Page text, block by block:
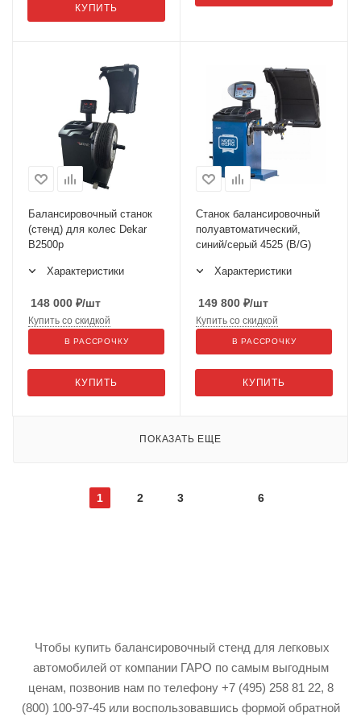
КУПИТЬ
Балансировочный станок
(стенд) для колес Dekar
B2500p
Характеристики
148 000 ₽/шт
КУПИТЬ
Купить со скидкой
В РАССРОЧКУ
Станок балансировочный
полуавтоматический,
синий/серый 4525 (B/G)
Характеристики
149 800 ₽/шт
КУПИТЬ
Купить со скидкой
В РАССРОЧКУ
ПОКАЗАТЬ ЕЩЕ
1 2 3 6
Чтобы купить балансировочный стенд для легковых
автомобилей от компании ГАРО по самым выгодным
ценам, позвонив нам по телефону +7 (495) 258 81 22, 8
(800) 100-97-45 или воспользовавшись формой обратной